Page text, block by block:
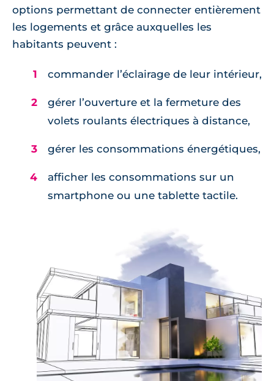
options permettant de connecter entièrement
les logements et grâce auxquelles les
habitants peuvent :
commander l’éclairage de leur intérieur,
gérer l’ouverture et la fermeture des
volets roulants électriques à distance,
gérer les consommations énergétiques,
afficher les consommations sur un
smartphone ou une tablette tactile.